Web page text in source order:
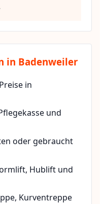
in Badenweiler
in
und
oder gebraucht
Hublift und
Kurventreppe